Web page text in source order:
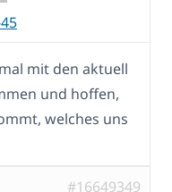
mit den aktuell
und hoffen,
welches uns
#16649349